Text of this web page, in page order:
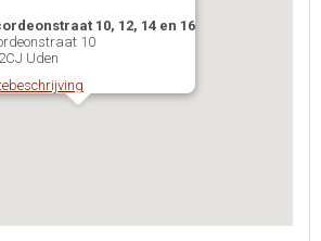
10, 12, 14 en 16
10
Uden